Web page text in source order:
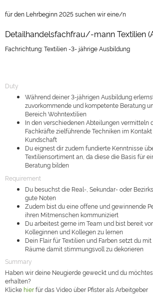
für den Lehrbeginn 2025 suchen wir eine/n
Detailhandelsfachfrau/-mann Textilien
Fachrichtung: Textilien -3- jährige Ausbildung
Duty
Während deiner 3-jährigen Ausbildung
zuvorkommende und kompetente Beratung
Bereich Wohntextilien
In den verschiedenen Abteilungen vermitteln
Fachkräfte zielführende Techniken im
Kundschaft
Du eignest dir zudem fundierte Kenntnisse
Textiliensortiment an, da diese die Basis für
Beratung bilden
Requirement
Du besuchst die Real-, Sekundar- oder
gute Noten
Zudem bist du eine offene und gewinnende
ihren Mitmenschen kommuniziert
Du arbeitest gerne im Team und bist bereit
Kolleginnen und Kollegen zu lernen
Dein Flair für Textilien und Farben setzt du mit
Räume damit stimmungsvoll zu dekorieren
Summary
Haben wir deine Neugierde geweckt und du
erhalten?
Klicke hierfür das Video über Pfister als Arbeitgeber